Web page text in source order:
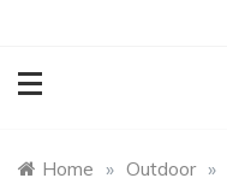
Home » Outdoor »